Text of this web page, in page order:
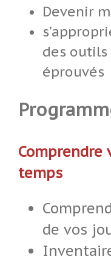
Devenir
des outils
éprouvés
temps
de vos